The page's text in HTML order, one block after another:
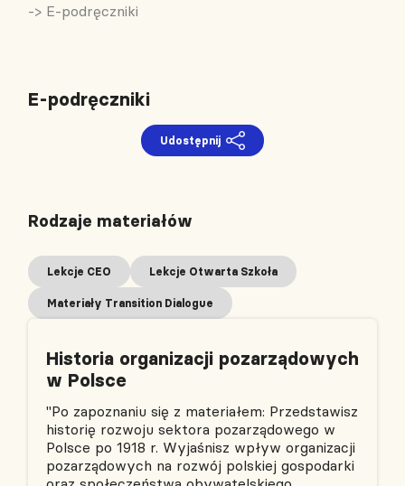
-> E-podręczniki
E-podręczniki
Udostępnij
Historia organizacji pozarządowych
w Polsce
"Po zapoznaniu się z materiałem: Przedstawisz
historię rozwoju sektora pozarządowego w
Polsce po 1918 r. Wyjaśnisz wpływ organizacji
pozarządowych na rozwój polskiej gospodarki
Rodzaje materiałów
Lekcje CEO Lekcje Otwarta Szkoła
Materiały Transition Dialogue